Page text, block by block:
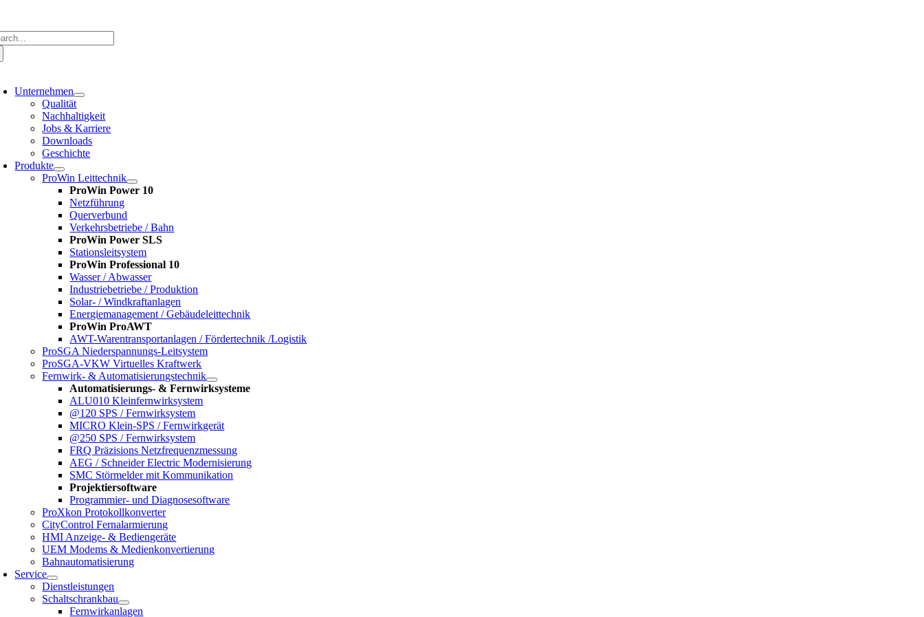
springen
Unternehmen
Qualität
Nachhaltigkeit
Jobs & Karriere
Downloads
Geschichte
Produkte
ProWin Leittechnik
ProWin Power 10
Netzführung
Querverbund
Verkehrsbetriebe / Bahn
ProWin Power SLS
Stationsleitsystem
ProWin Professional 10
Wasser / Abwasser
Industriebetriebe / Produktion
Solar- / Windkraftanlagen
Energiemanagement / Gebäudeleittechnik
ProWin ProAWT
AWT-Warentransportanlagen / Fördertechnik /Logistik
ProSGA Niederspannungs-Leitsystem
ProSGA-VKW Virtuelles Kraftwerk
Fernwirk- & Automatisierungstechnik
Automatisierungs- & Fernwirksysteme
ALU010 Kleinfernwirksystem
@120 SPS / Fernwirksystem
MICRO Klein-SPS / Fernwirkgerät
@250 SPS / Fernwirksystem
FRQ Präzisions Netzfrequenzmessung
AEG / Schneider Electric Modernisierung
SMC Störmelder mit Kommunikation
Projektiersoftware
Programmier- und Diagnosesoftware
ProXkon Protokollkonverter
CityControl Fernalarmierung
HMI Anzeige- & Bediengeräte
UEM Modems & Medienkonvertierung
Bahnautomatisierung
Service
Dienstleistungen
Schaltschrankbau
Fernwirkanlagen